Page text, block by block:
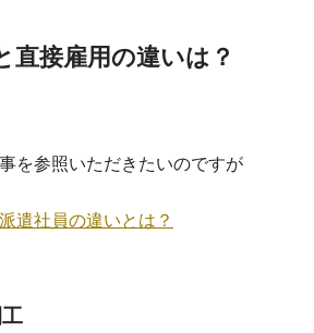
直接雇用の違いは？
を参照いただきたいのですが
遣社員の違いとは？